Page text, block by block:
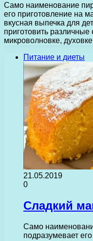
Само наименование
его приготовление на
вкусная выпечка для
приготовить
микроволновке,
Питание и диеты
21.05.2019
0
Сладкий
Само
подразумевает